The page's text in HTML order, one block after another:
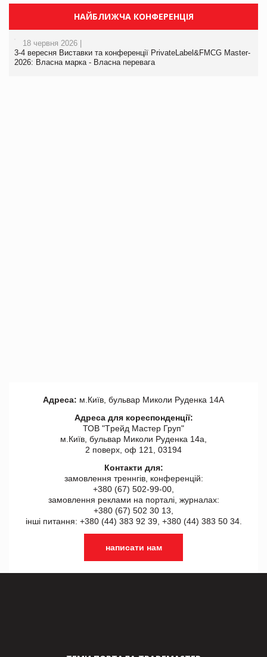
НАЙБЛИЖЧА КОНФЕРЕНЦІЯ
18 червня 2026 |
3-4 вересня Виставки та конференції PrivateLabel&FMCG Master-
2026: Власна марка - Власна перевага
Адреса: м.Київ, бульвар Миколи Руденка 14А
Адреса для кореспонденції:
ТОВ "Tрейд Мастер Груп"
м.Київ, бульвар Миколи Руденка 14а,
2 поверх, оф 121, 03194
Контакти для:
замовлення треннгів, конференцій:
+380 (67) 502-99-00,
замовлення реклами на порталі, журналах:
+380 (67) 502 30 13,
інші питання: +380 (44) 383 92 39, +380 (44) 383 50 34.
написати нам